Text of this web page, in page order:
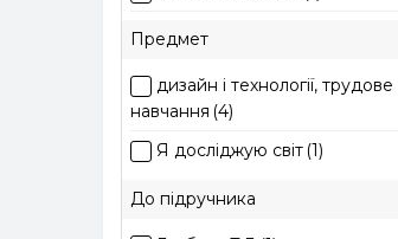
Осадко Г.В.
Смалюх М.П.
Предмет
дизайн і технології, трудове
навчання (4)
Я досліджую світ (1)
До підручника